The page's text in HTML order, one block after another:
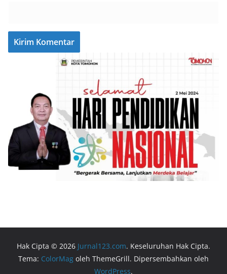
Hak Cipta © 2026 Jurnal123.com. Keseluruhan Hak Cipta.
Tema: ColorMag oleh ThemeGrill. Dipersembahkan oleh
WordPress.